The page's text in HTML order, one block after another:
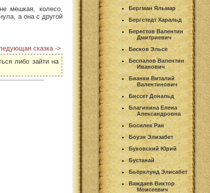
мешкая, колесо,
а она с другой
сказка ->
либо зайти на
Бергман Яльмар
Бергстедт Харальд
Берестов Валентин
Дмитриевич
Бесков Эльсе
Беспалов Валентин
Иванович
Бианки Виталий
Валентинович
Биссет Дональд
Благинина Елена
Александровна
Босилек Ран
Боуэн Элизабет
Буковский Юрий
Бустанай
Бьёрклунд Элисабет
Важдаев Виктор
Моисеевич